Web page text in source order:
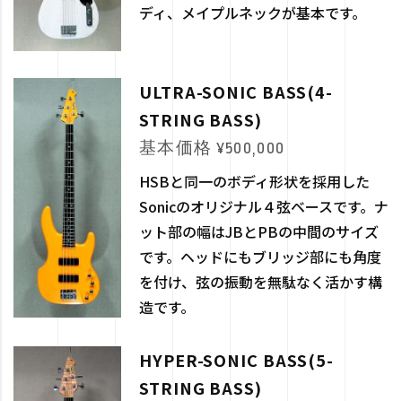
ディ、メイプルネックが基本です。
ULTRA-SONIC BASS(4-
STRING BASS)
基本価格 ¥500,000
HSBと同一のボディ形状を採用した
Sonicのオリジナル４弦ベースです。ナ
ット部の幅はJBとPBの中間のサイズ
です。ヘッドにもブリッジ部にも角度
を付け、弦の振動を無駄なく活かす構
造です。
HYPER-SONIC BASS(5-
STRING BASS)